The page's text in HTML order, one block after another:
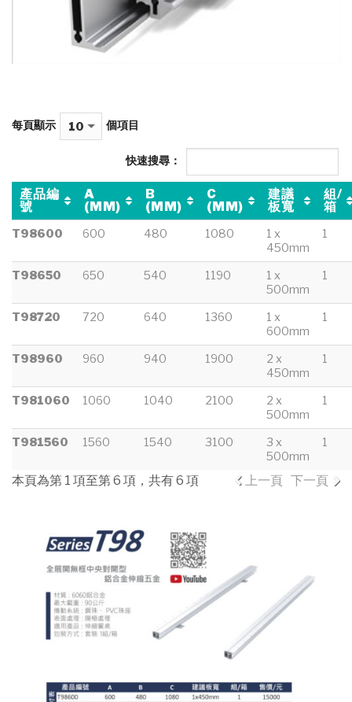
每頁顯示 個項目
快速搜尋：
產品編
號
A
(MM)
B
(MM)
C
(MM)
建議
板寬
組/
箱
T98600 600 480 1080
1 x
450mm
1
T98650 650 540 1190
1 x
500mm
1
T98720 720 640 1360
1 x
600mm
1
T98960 960 940 1900
2 x
450mm
1
T981060 1060 1040 2100
2 x
500mm
1
T981560 1560 1540 3100
3 x
500mm
1
本頁為第 1 項至第 6 項，共有 6 項 上一頁 下一頁